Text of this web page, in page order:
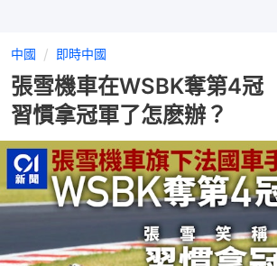
中國 即時中國
張雪機車在WSBK奪第4冠
習慣拿冠軍了怎麽辦？